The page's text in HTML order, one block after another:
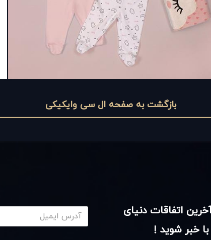
بازگشت به صفحه ال سی وایکیکی
اتفاقات دنیای
خبر شوید !